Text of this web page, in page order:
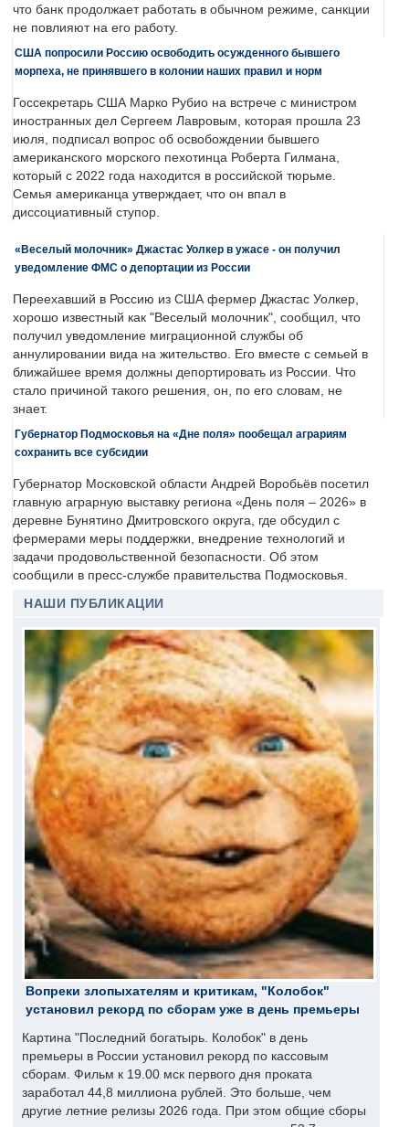
что банк продолжает работать в обычном режиме, санкции
не повлияют на его работу.
США попросили Россию освободить осужденного бывшего
морпеха, не принявшего в колонии наших правил и норм
Госсекретарь США Марко Рубио на встрече с министром
иностранных дел Сергеем Лавровым, которая прошла 23
июля, подписал вопрос об освобождении бывшего
американского морского пехотинца Роберта Гилмана,
который с 2022 года находится в российской тюрьме.
Семья американца утверждает, что он впал в
диссоциативный ступор.
«Веселый молочник» Джастас Уолкер в ужасе - он получил
уведомление ФМС о депортации из России
Переехавший в Россию из США фермер Джастас Уолкер,
хорошо известный как "Веселый молочник", сообщил, что
получил уведомление миграционной службы об
аннулировании вида на жительство. Его вместе с семьей в
ближайшее время должны депортировать из России. Что
стало причиной такого решения, он, по его словам, не
знает.
Губернатор Подмосковья на «Дне поля» пообещал аграриям
сохранить все субсидии
Губернатор Московской области Андрей Воробьёв посетил
главную аграрную выставку региона «День поля – 2026» в
деревне Бунятино Дмитровского округа, где обсудил с
фермерами меры поддержки, внедрение технологий и
задачи продовольственной безопасности. Об этом
сообщили в пресс-службе правительства Подмосковья.
НАШИ ПУБЛИКАЦИИ
Вопреки злопыхателям и критикам, "Колобок"
установил рекорд по сборам уже в день премьеры
Картина "Последний богатырь. Колобок" в день
премьеры в России установил рекорд по кассовым
сборам. Фильм к 19.00 мск первого дня проката
заработал 44,8 миллиона рублей. Это больше, чем
другие летние релизы 2026 года. При этом общие сборы